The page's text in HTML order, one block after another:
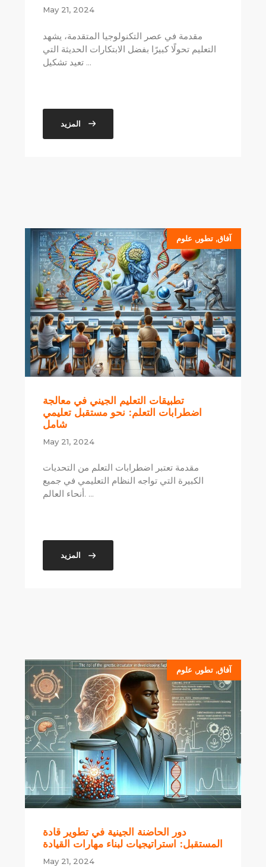
May 21, 2024
مقدمة في عصر التكنولوجيا المتقدمة، يشهد
التعليم تحولًا كبيرًا بفضل الابتكارات الحديثة التي
تعيد تشكيل ...
المزيد
آفاق, تطور , علوم
تطبيقات التعليم الجيني في معالجة
اضطرابات التعلم: نحو مستقبل تعليمي
شامل
May 21, 2024
مقدمة تعتبر اضطرابات التعلم من التحديات
الكبيرة التي تواجه النظام التعليمي في جميع
أنحاء العالم. ...
المزيد
آفاق, تطور , علوم
دور الحاضنة الجينية في تطوير قادة
المستقبل: استراتيجيات لبناء مهارات القيادة
May 21, 2024